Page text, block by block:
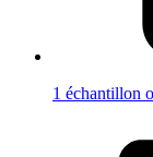
1 échantillon